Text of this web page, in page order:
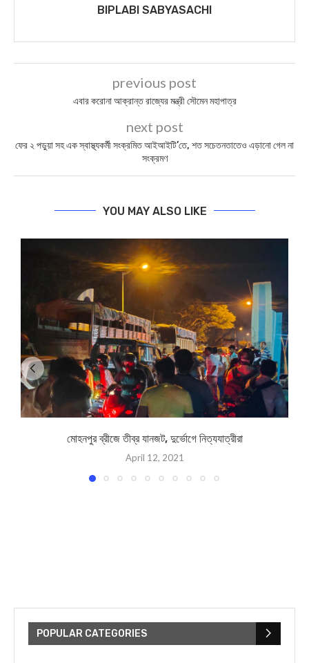
BIPLABI SABYASACHI
previous post
এবার করোনা আক্রান্ত রাজ্যের মন্ত্রী সৌমেন মহাপাত্র
next post
ফের ২ পড়ুয়া সহ এক স্বাস্থ্যকর্মী সংক্রমিত আইআইটি’তে, শত সচেতনতাতেও এড়ানো গেল না
সংক্রমণ
YOU MAY ALSO LIKE
মোহনপুর ব্রীজে তীব্র যানজট, দুর্ভোগে নিত্যযাত্রীরা
April 12, 2021
POPULAR CATEGORIES